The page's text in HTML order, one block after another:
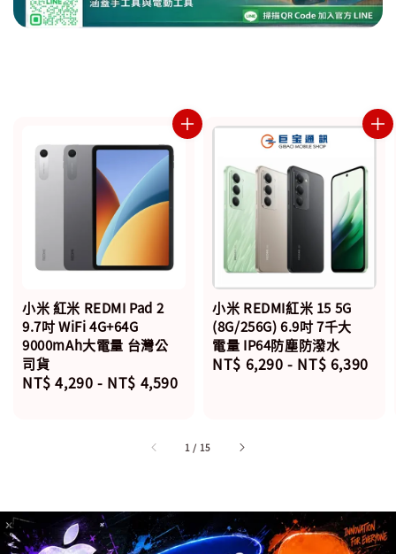
小米 紅米 REDMI Pad 2
9.7吋 WiFi 4G+64G
9000mAh大電量 台灣公
司貨
Regular
NT$ 4,290 - NT$ 4,590
小米 REDMI紅米 15 5G
(8G/256G) 6.9吋 7千大
電量 IP64防塵防潑水
Regular
NT$ 6,290 - NT$ 6,390
1 / 15